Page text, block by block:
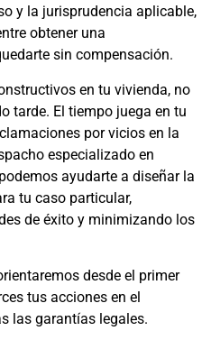
y la jurisprudencia aplicable,
obtener una
sin compensación.
en tu vivienda, no
tarde. El tiempo juega en tu
por vicios en la
especializado en
ayudarte a diseñar la
tu caso particular,
de éxito y minimizando los
desde el primer
tus acciones en el
las garantías legales.